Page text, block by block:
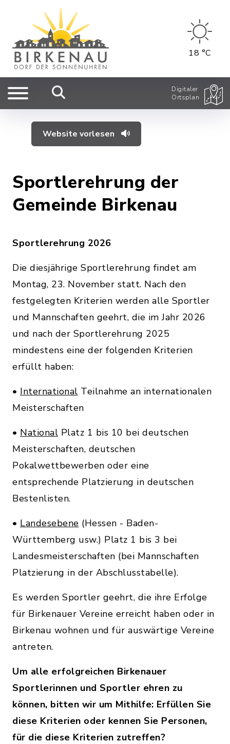
18 °C
Digitaler
Ortsplan
Website vorlesen
Sportlerehrung der
Gemeinde Birkenau
Sportlerehrung 2026
Die diesjährige Sportlerehrung findet am
Montag, 23. November statt. Nach den
festgelegten Kriterien werden alle Sportler
und Mannschaften geehrt, die im Jahr 2026
und nach der Sportlerehrung 2025
mindestens eine der folgenden Kriterien
erfüllt haben:
• International Teilnahme an internationalen
Meisterschaften
• National Platz 1 bis 10 bei deutschen
Meisterschaften, deutschen
Pokalwettbewerben oder eine
entsprechende Platzierung in deutschen
Bestenlisten.
• Landesebene (Hessen - Baden-
Württemberg usw.) Platz 1 bis 3 bei
Landesmeisterschaften (bei Mannschaften
Platzierung in der Abschlusstabelle).
Es werden Sportler geehrt, die ihre Erfolge
für Birkenauer Vereine erreicht haben oder in
Birkenau wohnen und für auswärtige Vereine
antreten.
Um alle erfolgreichen Birkenauer
Sportlerinnen und Sportler ehren zu
können, bitten wir um Mithilfe: Erfüllen Sie
diese Kriterien oder kennen Sie Personen,
für die diese Kriterien zutreffen?